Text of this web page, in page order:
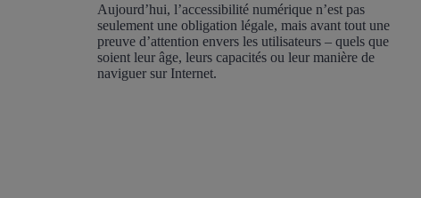
Aujourd’hui, l’accessibilité numérique n’est pas
seulement une obligation légale, mais avant tout une
preuve d’attention envers les utilisateurs – quels que
soient leur âge, leurs capacités ou leur manière de
naviguer sur Internet.